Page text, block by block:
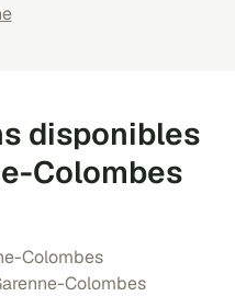
disponibles
Colombes
Colombes
Colombes